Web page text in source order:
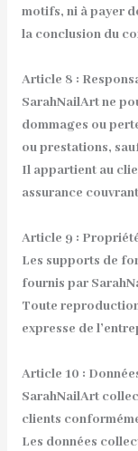
motifs, ni à payer
la conclusion du
Article 8 :
SarahNailArt ne
dommages ou
ou prestations,
Il appartient au
assurance
Article 9 :
Les supports de
fournis par
Toute
expresse de
Article 10 :
SarahNailArt
clients
Les données